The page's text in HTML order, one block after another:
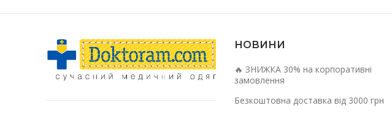
НОВИНИ
🔥 ЗНИЖКА 30% на корпоративні
замовлення
Безкоштовна доставка від 3000 грн